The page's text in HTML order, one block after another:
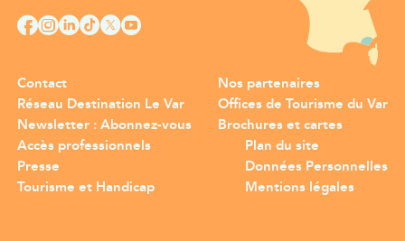
Contact
Réseau Destination Le Var
Newsletter : Abonnez-vous
Nos partenaires
Offices de Tourisme du Var
Brochures et cartes
Accès professionnels
Presse
Tourisme et Handicap
Plan du site
Données Personnelles
Mentions légales